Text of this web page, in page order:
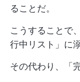
ることだ。
こうすることで
行中リスト」に
その代わり、「